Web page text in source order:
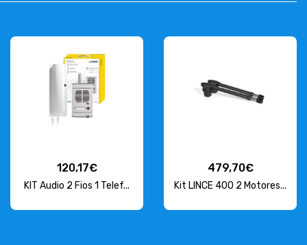
120,17€
KIT Audio 2 Fios 1 Telef...
479,70€
Kit LINCE 400 2 Motores...